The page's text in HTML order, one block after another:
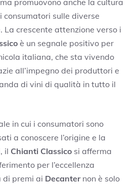
consumatori sulle diverse
La crescente attenzione verso i
è un segnale positivo per
italiana, che sta vivendo
all’impegno dei produttori e
di vini di qualità in tutto il
in cui i consumatori sono
a conoscere l’origine e la
il Chianti Classico si afferma
per l’eccellenza
di premi ai Decanternon è solo